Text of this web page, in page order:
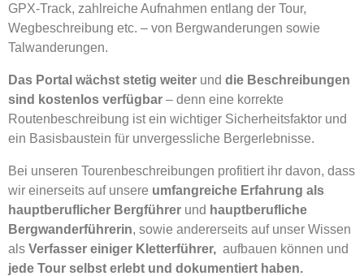
GPX-Track, zahlreiche Aufnahmen entlang der Tour,
Wegbeschreibung etc. – von Bergwanderungen sowie
Talwanderungen.
Das Portal wächst stetig weiter und die Beschreibungen
sind kostenlos verfügbar – denn eine korrekte
Routenbeschreibung ist ein wichtiger Sicherheitsfaktor und
ein Basisbaustein für unvergessliche Bergerlebnisse.
Bei unseren Tourenbeschreibungen profitiert ihr davon, dass
wir einerseits auf unsere umfangreiche Erfahrung als
hauptberuflicher Bergführer und hauptberufliche
Bergwanderführerin, sowie andererseits auf unser Wissen
als Verfasser einiger Kletterführer, aufbauen können und
jede Tour selbst erlebt und dokumentiert haben.